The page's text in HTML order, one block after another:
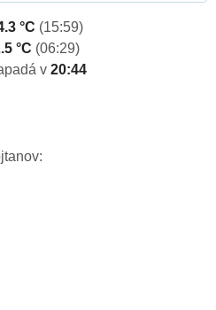
°C (15:59)
°C (06:29)
v 20:44